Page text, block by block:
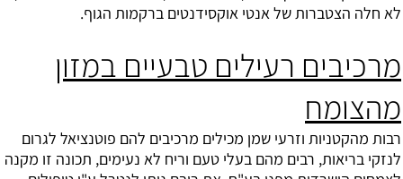
לא חלה הצטברות של אנטי אוקסידנטים ברקמות הגוף.
מרכיבים רעילים טבעיים במזון
מהצומח
רבות מהקטניות וזרעי שמן מכילים מרכיבים להם פוטנציאל לגרום
לנזקי בריאות, רבים מהם בעלי טעם וריח לא נעימים, תכונה זו מקנה